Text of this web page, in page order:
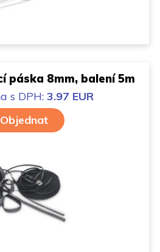
páska 8mm, balení 5m
s DPH: 3.97 EUR
Objednat